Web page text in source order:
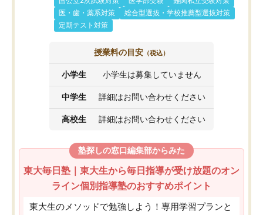
医・歯・薬系対策
総合型選抜・学校推薦型選抜対策
定期テスト対策
授業料の目安 （税込）
小学生 小学生は募集していません
中学生 詳細はお問い合わせください
高校生 詳細はお問い合わせください
塾探しの窓口編集部からみた
東大毎日塾｜東大生から毎日指導が受け放題のオン
ライン個別指導塾のおすすめポイント
東大生のメソッドで勉強しよう！専用学習プランと